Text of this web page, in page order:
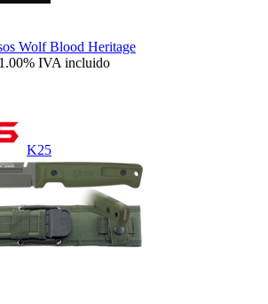
Wolf Blood Heritage
IVA incluido
K25